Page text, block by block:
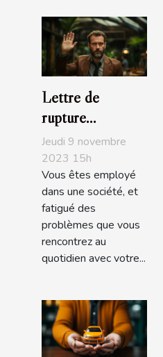
Lettre de
rupture
conventionnelle :
que faut-il
savoir ?
Jeudi 9 novembre
2023 15h
Vous êtes employé
dans une société, et
fatigué des
problèmes que vous
rencontrez au
quotidien avec votre...